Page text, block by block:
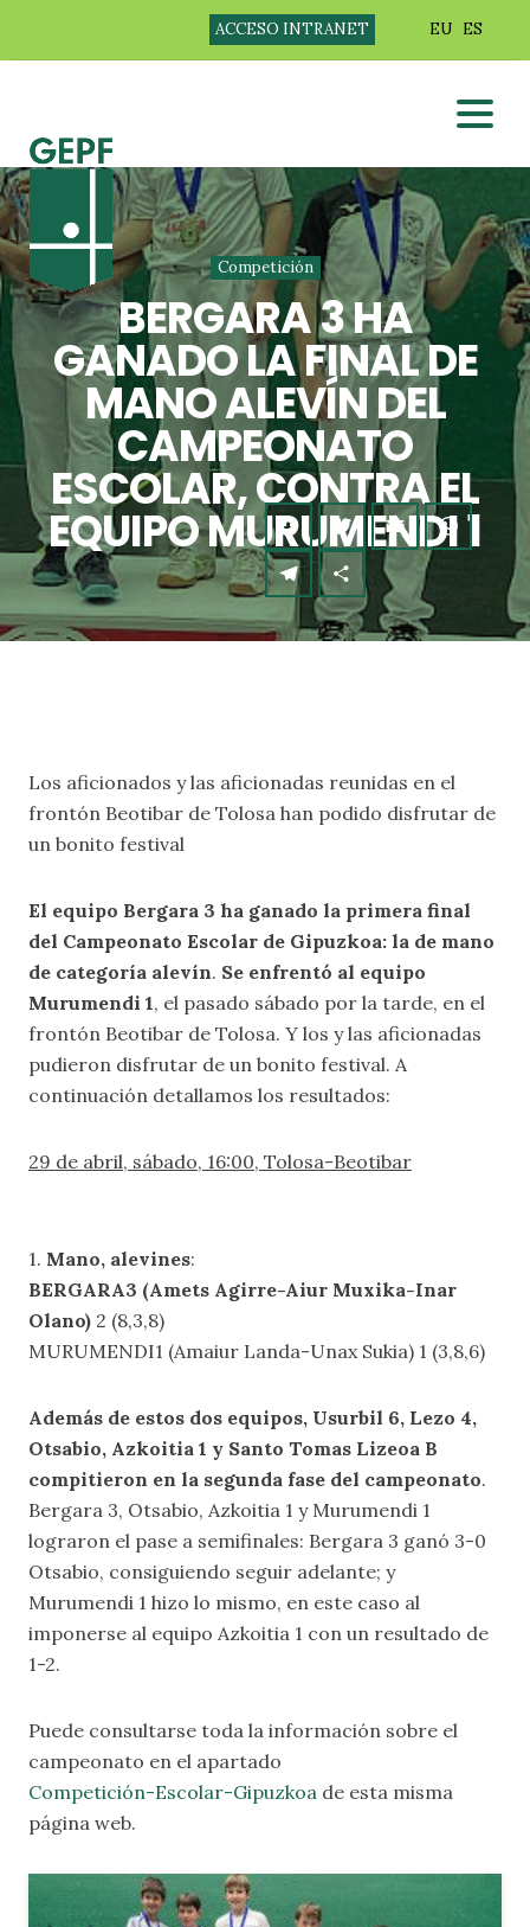
ACCESO INTRANET EU ES
Competición
BERGARA 3 HA
GANADO LA FINAL DE
MANO ALEVÍN DEL
CAMPEONATO
ESCOLAR, CONTRA EL
EQUIPO MURUMENDI 1
Los aficionados y las aficionadas reunidas en el
frontón Beotibar de Tolosa han podido disfrutar de
un bonito festival
El equipo Bergara 3 ha ganado la primera final
del Campeonato Escolar de Gipuzkoa: la de mano
de categoría alevín. Se enfrentó al equipo
Murumendi 1, el pasado sábado por la tarde, en el
frontón Beotibar de Tolosa. Y los y las aficionadas
pudieron disfrutar de un bonito festival. A
continuación detallamos los resultados:
29 de abril, sábado, 16:00, Tolosa-Beotibar
1. Mano, alevines:
BERGARA3 (Amets Agirre-Aiur Muxika-Inar
Olano) 2 (8,3,8)
MURUMENDI1 (Amaiur Landa-Unax Sukia) 1 (3,8,6)
Además de estos dos equipos, Usurbil 6, Lezo 4,
Otsabio, Azkoitia 1 y Santo Tomas Lizeoa B
compitieron en la segunda fase del campeonato.
Bergara 3, Otsabio, Azkoitia 1 y Murumendi 1
lograron el pase a semifinales: Bergara 3 ganó 3-0
Otsabio, consiguiendo seguir adelante; y
Murumendi 1 hizo lo mismo, en este caso al
imponerse al equipo Azkoitia 1 con un resultado de
1-2.
Puede consultarse toda la información sobre el
campeonato en el apartado
Competición-Escolar-Gipuzkoa de esta misma
página web.